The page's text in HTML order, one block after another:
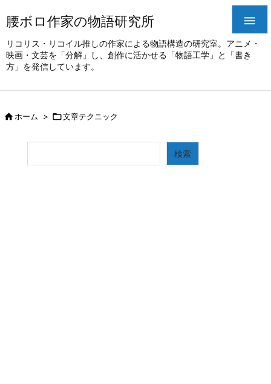
腰ボロ作家の物語研究所
リコリス・リコイル推しの作家による物語構造の研究室。アニメ・
映画・文芸を「分解」し、創作に活かせる「物語工学」と「書き
方」を発信しています。

ホーム > 文章テクニック
検索